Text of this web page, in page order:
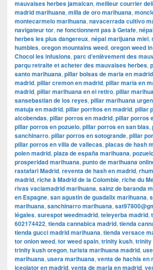
mauvaises herbes jamaican, meilleur courrier
madrid marihuana, milla de oro marihuana,
montecarmelo marihuana, navacerrada cultivo
navigateur tor, ne fonctionnent pas à Getafe,
herbes les plus dangereux, népal marijuana miel,
humbles, oregon mountains weed, oregon weed
Chocol les infusions, parc d’enlèvement des
parqu retraite et acheter des mauvaises herbes,
santo marihuana, pillar bolsas de maria en madrid
madrid, pillar cremon en madrid, pillar maria en
madrid, pillar marihuana en el retiro, pillar
sansebastian de los reyes, pillar marihuana
matuja en madrid, pillar porritos en madrid, pillar
alcobendas, pillar porros en madrid, pillar porros
pillar porros en pozuelo, pillar porros en san blas,
sanchinarro, pillar porros en sotogrande, pillar
pillar porros en villa de vallecas, placas de hash
polen madrid, plaza de españa marihuana,
prosperidad marihuana, punto de marihuana
rastafari Madrid, reventa de hash en madrid,
madrid, riche à Madrid de la Colombie, riche du
rivas vaciamadrid marihuana, sainz de baranda
en Espagne, san agustin de guadalix marihuana,
marihuana, sanchinarro marihuana,
légales, surespot weedmadrid, teleyerba madrid,
602174422, tienda cannabica madrid, tienda
tienda gucci madrid marihuana, tienda versace
tor onion weed, tor weed spain, trinity kush, trinity
trinity kush oregon, turista marihuana madrid,
marihuana, usera marihuana, venta de hachis en
iceolator en madrid, venta de maria en madrid,